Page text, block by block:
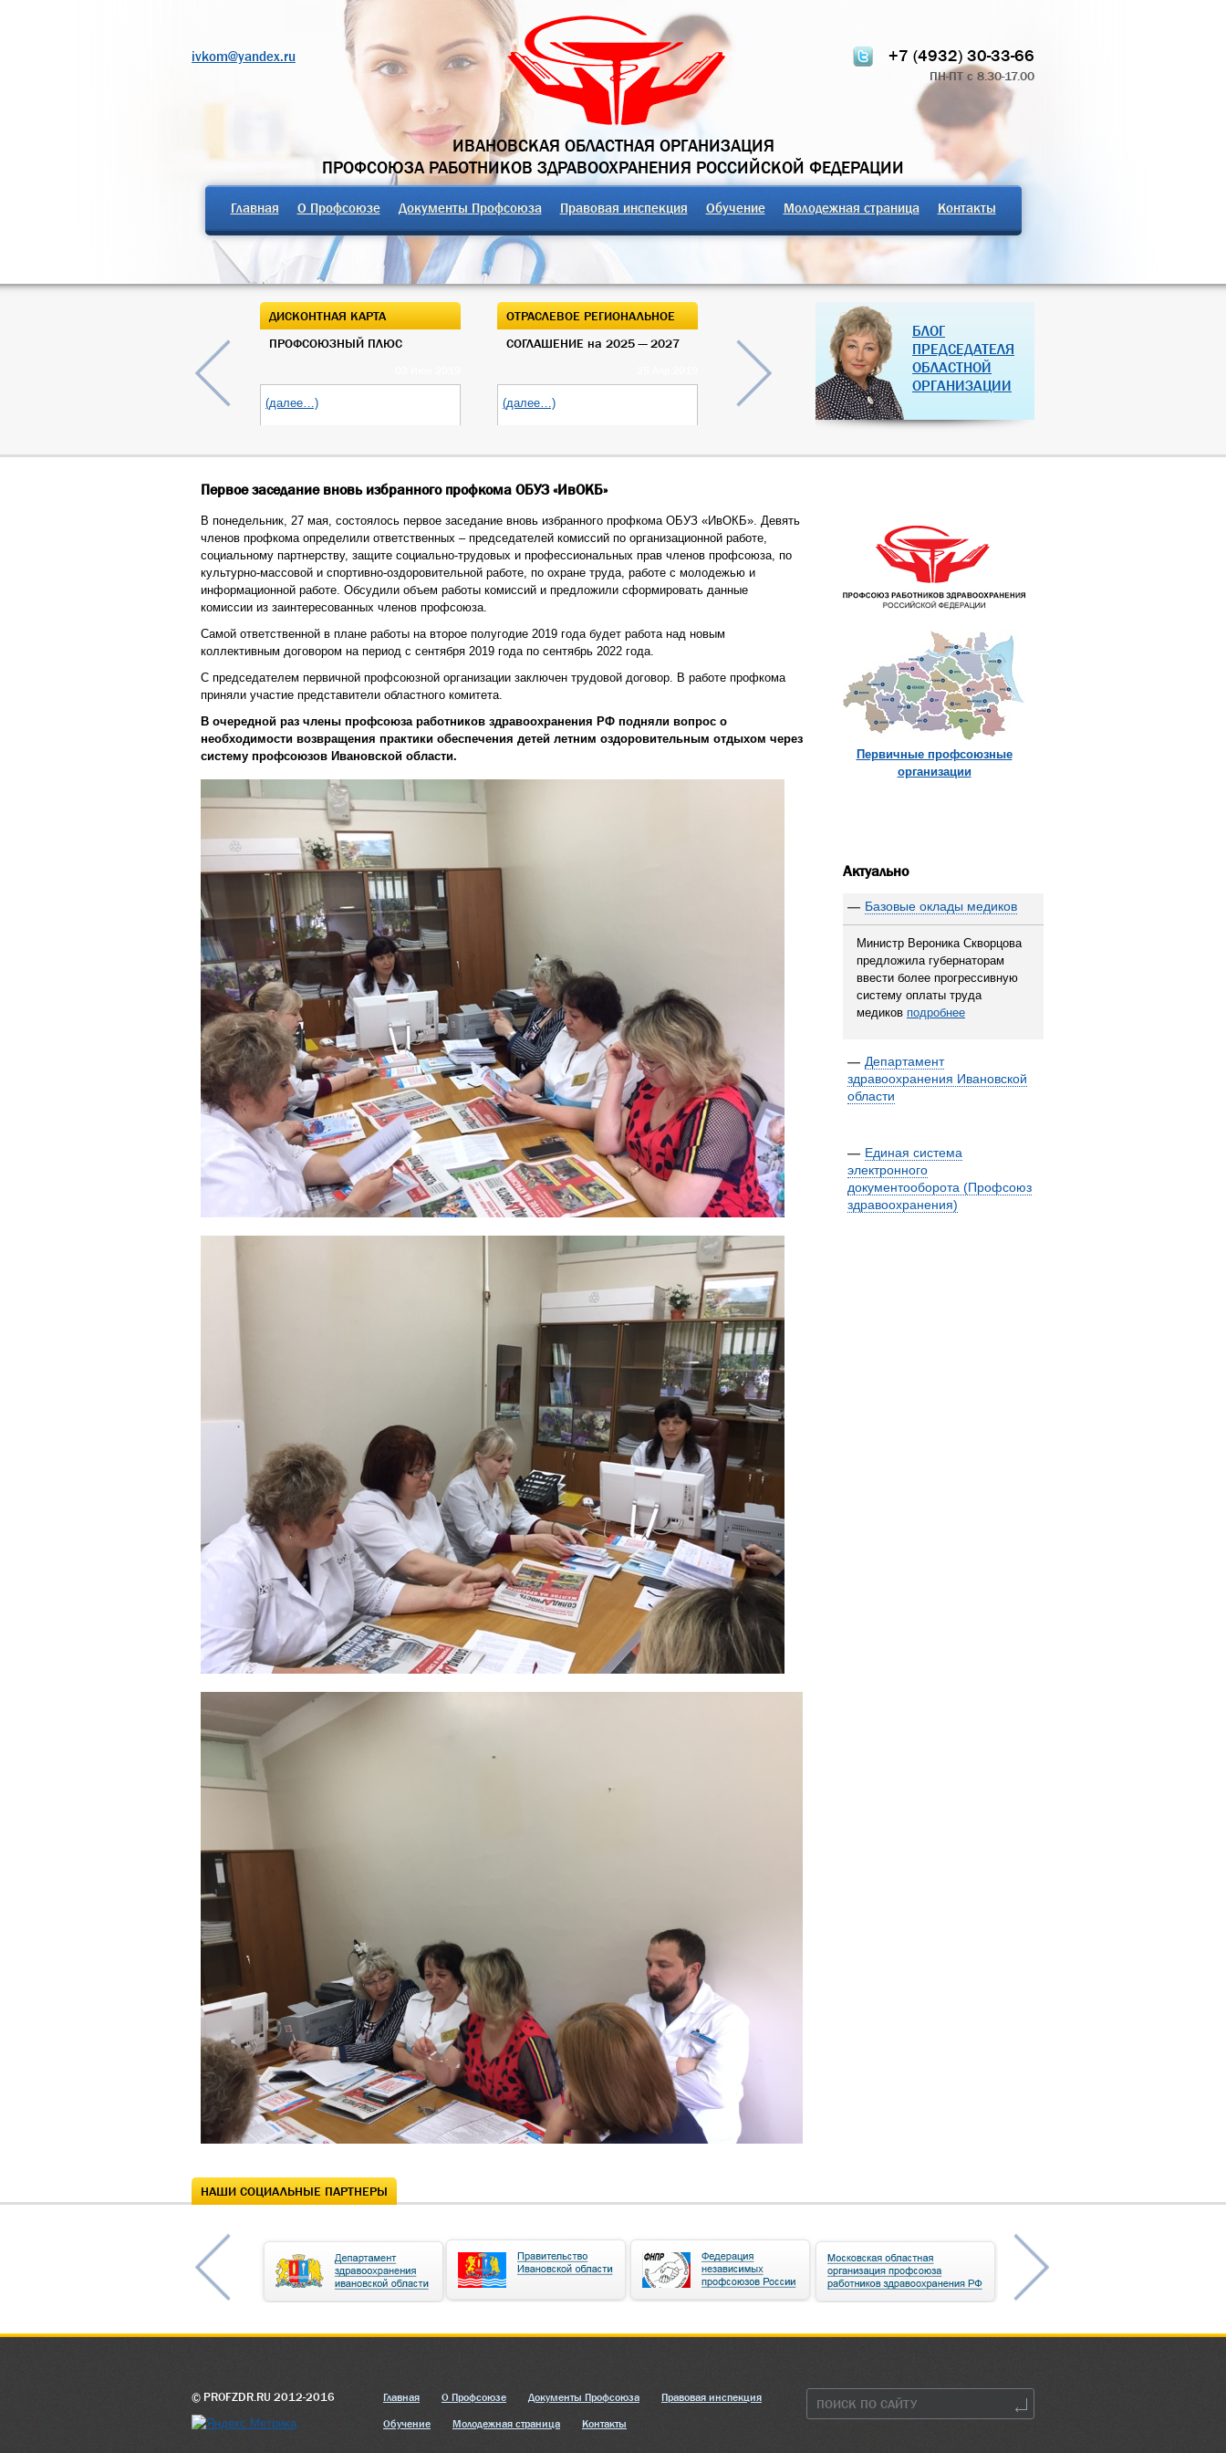
ivkom@yandex.ru +7 (4932) 30-33-66
ПН-ПТ с 8.30-17.00
ИВАНОВСКАЯ ОБЛАСТНАЯ ОРГАНИЗАЦИЯ
ПРОФСОЮЗА РАБОТНИКОВ ЗДРАВООХРАНЕНИЯ РОССИЙСКОЙ ФЕДЕРАЦИИ
Главная О Профсоюзе Документы Профсоюза Правовая инспекция Обучение Молодежная страница Контакты
ДИСКОНТНАЯ КАРТА
ПРОФСОЮЗНЫЙ ПЛЮС
(далее…)
ОТРАСЛЕВОЕ РЕГИОНАЛЬНОЕ
СОГЛАШЕНИЕ на 2025 — 2027
(далее…)
ОТКРЫТЫЙ ОТЧЁТ О РАБОТЕ
ОБЛАСТНОГО КОМИТЕТА 2024
07 Дек 2018
(далее…)
РОССИЙСКОЙ ФЕДЕРАЦИИ
БЛОГ
ПРЕДСЕДАТЕЛЯ
ОБЛАСТНОЙ
ОРГАНИЗАЦИИ
Первое заседание вновь избранного профкома ОБУЗ «ИвОКБ»
В понедельник, 27 мая, состоялось первое заседание вновь избранного профкома ОБУЗ «ИвОКБ». Девять
членов профкома определили ответственных – председателей комиссий по организационной работе,
социальному партнерству, защите социально-трудовых и профессиональных прав членов профсоюза, по
культурно-массовой и спортивно-оздоровительной работе, по охране труда, работе с молодежью и
информационной работе. Обсудили объем работы комиссий и предложили сформировать данные
комиссии из заинтересованных членов профсоюза.
Самой ответственной в плане работы на второе полугодие 2019 года будет работа над новым
коллективным договором на период с сентября 2019 года по сентябрь 2022 года.
С председателем первичной профсоюзной организации заключен трудовой договор. В работе профкома
приняли участие представители областного комитета.
В очередной раз члены профсоюза работников здравоохранения РФ подняли вопрос о
необходимости возвращения практики обеспечения детей летним оздоровительным отдыхом через
систему профсоюзов Ивановской области.
Первичные профсоюзные
организации
Актуально
— Базовые оклады медиков
Министр Вероника Скворцова
предложила губернаторам
ввести более прогрессивную
систему оплаты труда
медиков подробнее
— Департамент
здравоохранения Ивановской
области
— Единая система
электронного
документооборота (Профсоюз
здравоохранения)
НАШИ СОЦИАЛЬНЫЕ ПАРТНЕРЫ
© PROFZDR.RU 2012-2016 Главная О Профсоюзе Документы Профсоюза Правовая инспекция
Обучение Молодежная страница Контакты